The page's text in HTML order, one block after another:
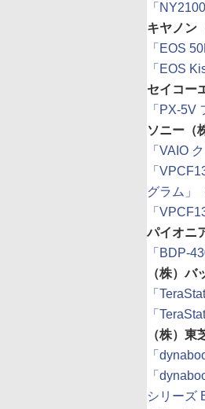
「
キヤノン
「EOS
「EOS
セイコー
「PX-5V
ソニー（
「VAIO
「
グラム」
「
パイオニ
「BDP-
（株）バ
「
「
（株）東
「
「
シリーズ